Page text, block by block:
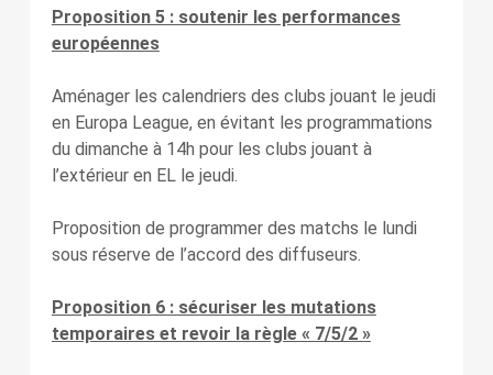
Proposition 5 : soutenir les performances
européennes
Aménager les calendriers des clubs jouant le jeudi
en Europa League, en évitant les programmations
du dimanche à 14h pour les clubs jouant à
l’extérieur en EL le jeudi.
Proposition de programmer des matchs le lundi
sous réserve de l’accord des diffuseurs.
Proposition 6 : sécuriser les mutations
temporaires et revoir la règle « 7/5/2 »